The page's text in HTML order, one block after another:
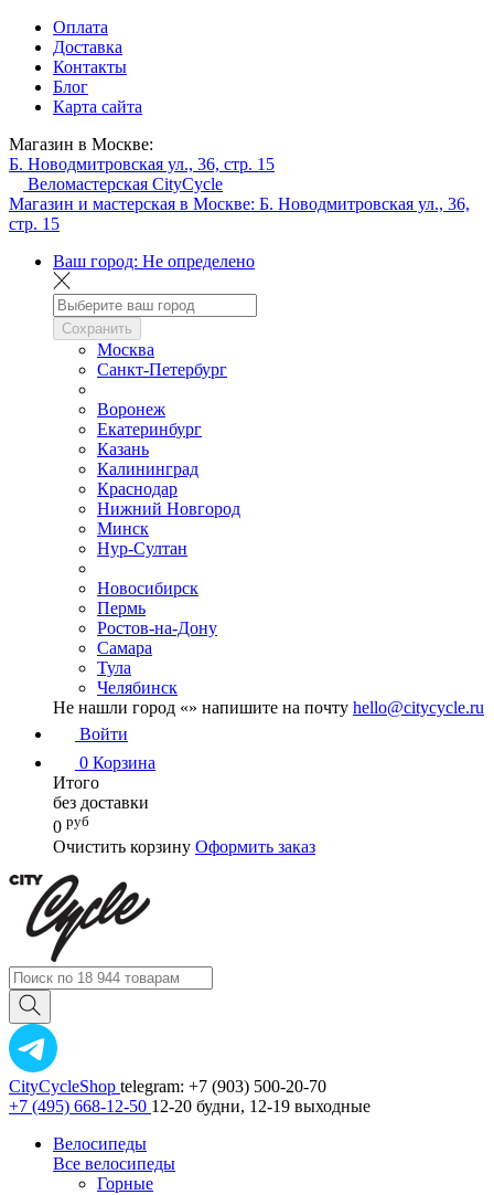
Оплата
Доставка
Контакты
Блог
Карта сайта
Магазин в Москве:
Б. Новодмитровская ул., 36, стр. 15
Веломастерская CityCycle
Магазин и мастерская в Москве: Б. Новодмитровская ул., 36,
стр. 15
Ваш город: Не определено
Сохранить
Москва
Санкт-Петербург
Воронеж
Екатеринбург
Казань
Калининград
Краснодар
Нижний Новгород
Минск
Нур-Султан
Новосибирск
Пермь
Ростов-на-Дону
Самара
Тула
Челябинск
Не нашли город «» напишите на почту hello@citycycle.ru
Войти
0 Корзина
Итого
без доставки
0 руб
Очистить корзину Оформить заказ
CityCycleShop telegram: +7 (903) 500-20-70
+7 (495) 668-12-50 12-20 будни, 12-19 выходные
Велосипеды
Все велосипеды
Горные